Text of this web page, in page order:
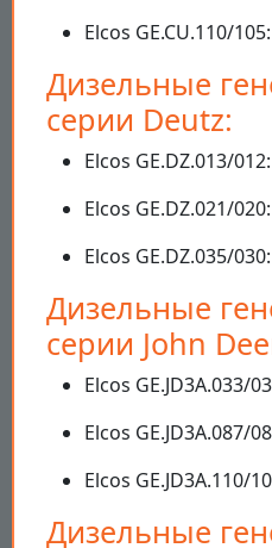
Elcos GE.CU.110/
Дизельные
серии Deutz:
Elcos GE.DZ.013/
Elcos GE.DZ.021/
Elcos GE.DZ.035/
Дизельные
серии John
Elcos GE.JD3A.033/
Elcos GE.JD3A.087/
Elcos GE.JD3A.110/
Дизельные